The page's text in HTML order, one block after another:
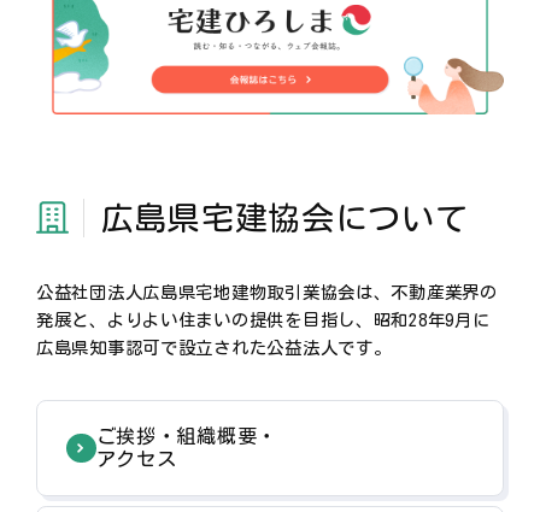
広島県宅建協会について
公益社団法人広島県宅地建物取引業協会は、不動産業界の
発展と、よりよい住まいの提供を目指し、昭和28年9月に
広島県知事認可で設立された公益法人です。
ご挨拶・組織概要・
アクセス